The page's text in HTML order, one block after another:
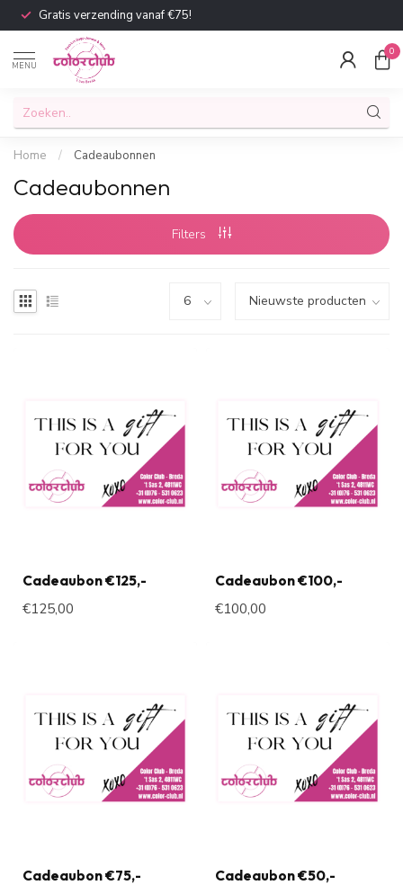
Gratis verzending vanaf €75!
MENU
0
Home / Cadeaubonnen
Cadeaubonnen
Filters
Cadeaubon €125,-
€125,00
Cadeaubon €100,-
€100,00
Cadeaubon €75,- Cadeaubon €50,-